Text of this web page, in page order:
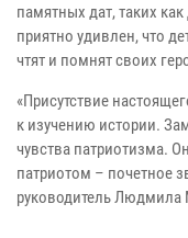
памятных дат, таких
приятно удивлен, что
чтят и помнят своих
«Присутствие
к изучению истории.
чувства патриотизма.
патриотом – почетное
руководитель Людмила